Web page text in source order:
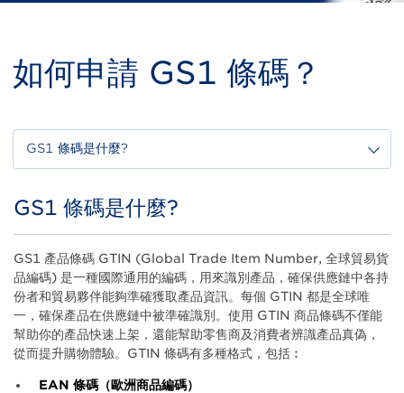
如何申請 GS1 條碼？
GS1 條碼是什麼?
Title
GS1 條碼是什麼?
Body
GS1 產品條碼 GTIN (Global Trade Item Number, 全球貿易貨
品編碼) 是一種國際通用的編碼，用來識別產品，確保供應鏈中各持
份者和貿易夥伴能夠準確獲取產品資訊。每個 GTIN 都是全球唯
一，確保產品在供應鏈中被準確識別。使用 GTIN 商品條碼不僅能
幫助你的產品快速上架，還能幫助零售商及消費者辨識產品真偽，
從而提升購物體驗。GTIN 條碼有多種格式，包括︰
EAN 條碼（歐洲商品編碼）